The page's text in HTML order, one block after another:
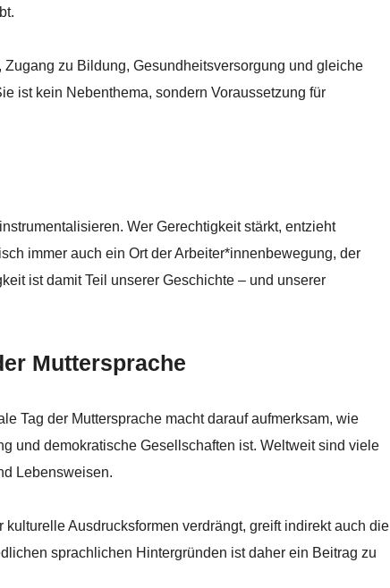
zu Bildung, Gesundheitsversorgung und gleiche
ist kein Nebenthema, sondern Voraussetzung für
Wer Gerechtigkeit stärkt, entzieht
immer auch ein Ort der Arbeiter*innenbewegung, der
ist damit Teil unserer Geschichte – und unserer
Muttersprache
Tag der Muttersprache macht darauf aufmerksam, wie
und demokratische Gesellschaften ist. Weltweit sind viele
Lebensweisen.
Ausdrucksformen verdrängt, greift indirekt auch die
sprachlichen Hintergründen ist daher ein Beitrag zu